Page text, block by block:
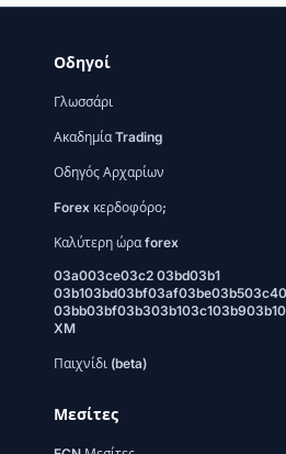
Οδηγοί
Γλωσσάρι
Ακαδημία Trading
Οδηγός Αρχαρίων
Forex κερδοφόρο;
Καλύτερη ώρα forex
03a003ce03c2 03bd03b1
XM
Παιχνίδι (beta)
Μεσίτες